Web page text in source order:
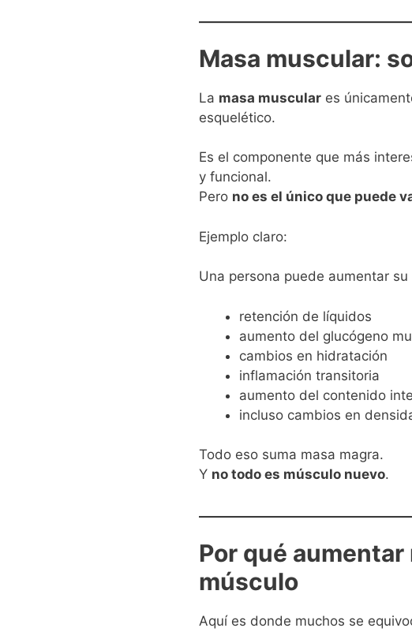
Masa muscular:
La masa muscular es
esquelético.
Es el componente que más
y funcional.
Pero no es el único que puede
Ejemplo claro:
Una persona puede aumentar
retención de líquidos
aumento del glucógeno
cambios en hidratación
inflamación transitoria
aumento del contenido
incluso cambios en
Todo eso suma masa magra.
Y no todo es músculo nuevo.
Por qué
músculo
Aquí es donde muchos se